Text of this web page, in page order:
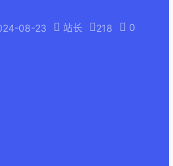
08-23 站长 218 0